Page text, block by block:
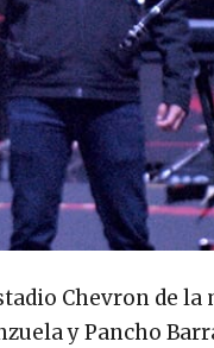
Chevron de la
y Pancho